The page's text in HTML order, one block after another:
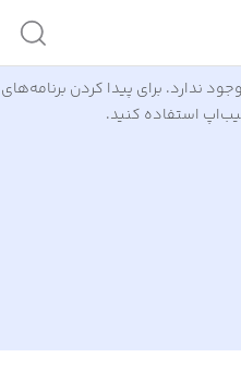
ندارد. برای پیدا کردن برنامه‌های
استفاده کنید.